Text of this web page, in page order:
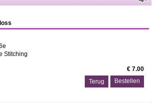
Stitching
€ 7.00
Terug